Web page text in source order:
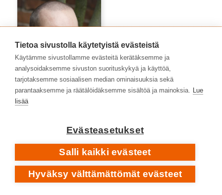
Timo Kalevi Forss
Tietoa sivustolla käytetyistä evästeistä
Käytämme sivustollamme evästeitä kerätäksemme ja
analysoidaksemme sivuston suorituskykyä ja käyttöä,
tarjotaksemme sosiaalisen median ominaisuuksia sekä
parantaaksemme ja räätälöidäksemme sisältöä ja mainoksia. Lue
lisää
Evästeasetukset
Salli kaikki evästeet
Hyväksy välttämättömät evästeet